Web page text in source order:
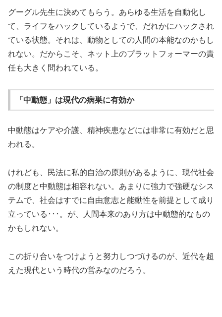
グーグル先生に決めてもらう。あらゆる生活を自動化し
て、ライフをハックしているようで、だれかにハックされ
ている状態。それは、動物としての人間の本能なのかもし
れない。だからこそ、ネット上のプラットフォーマーの責
任も大きく問われている。
「中動態」は現代の病巣に有効か
中動態はケアや介護、精神疾患などには非常に有効だと思
われる。
けれども、民法に私的自治の原則があるように、現代社会
の制度と中動態は相容れない。あまりに強力で強硬なシス
テムで、社会はすでに自由意志と能動性を前提として成り
立っている･･･。が、人間本来のあり方は中動態的なもの
かもしれない。
この折り合いをつけようと努力しつづけるのが、近代を超
えた現代という時代の営みなのだろう。